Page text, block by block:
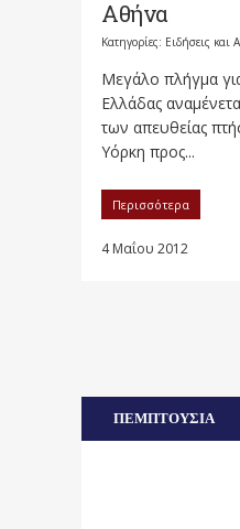
Κατηγορίες: Ειδήσεις και
Μεγάλο πλήγμα
Ελλάδας
των απευθείας
Υόρκη προς...
Περισσότερα
4 Μαΐου 2012
ΠΕΜΠΤΟΥΣΙΑ